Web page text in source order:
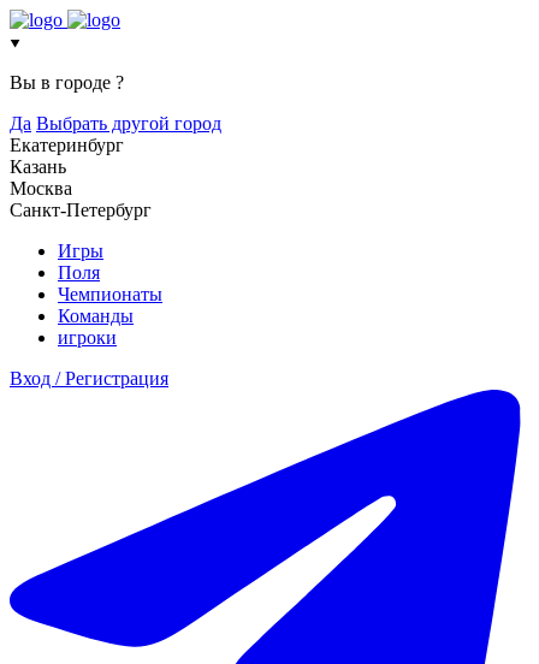
Вы в городе ?
Да Выбрать другой город
Екатеринбург
Казань
Москва
Санкт-Петербург
Игры
Поля
Чемпионаты
Команды
игроки
Вход / Регистрация